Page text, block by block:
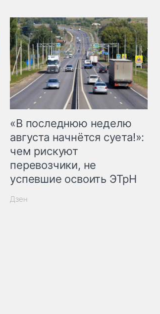
«В последнюю неделю
августа начнётся суета!»:
чем рискуют
перевозчики, не
успевшие освоить ЭТрН
Дзен